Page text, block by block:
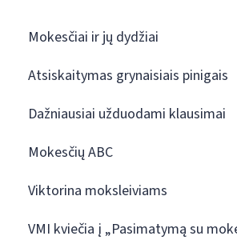
Mokesčiai ir jų dydžiai
Atsiskaitymas grynaisiais pinigais
Dažniausiai užduodami klausimai
Mokesčių ABC
Viktorina moksleiviams
VMI kviečia į „Pasimatymą su